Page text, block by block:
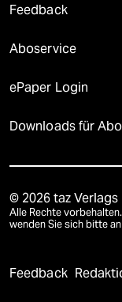
Feedback
Aboservice
ePaper Login
Downloads für
© 2026 taz
Alle Rechte
wenden Sie sich bitte an
Feedback